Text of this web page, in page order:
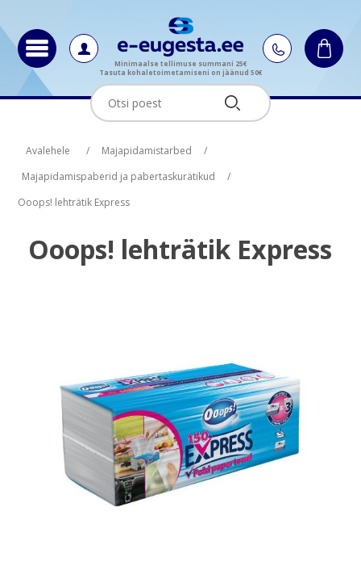
Minimaalse tellimuse summani 25€
Tasuta kohaletoimetamiseni on jäänud 50€
Avalehele / Majapidamistarbed
/
Majapidamispaberid ja pabertaskurätikud
/
Ooops! lehträtik Express
Ooops! lehträtik Express